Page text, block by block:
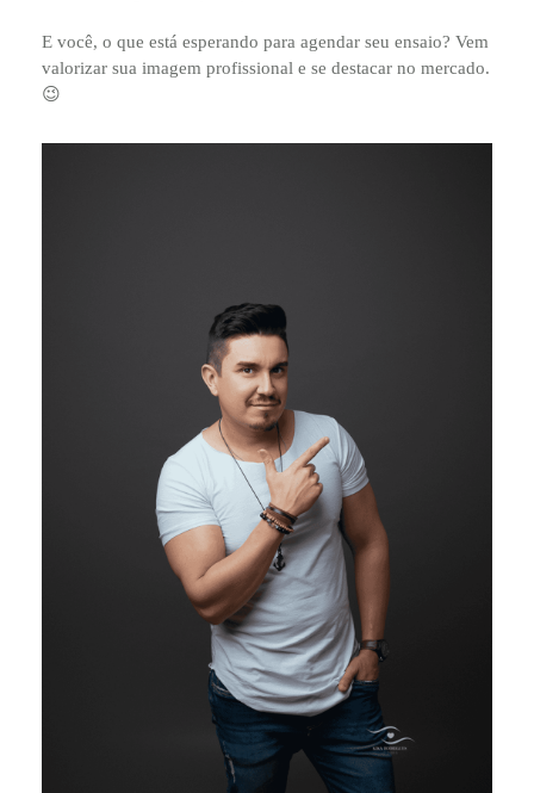
E você, o que está esperando para agendar seu ensaio? Vem
valorizar sua imagem profissional e se destacar no mercado.
😉